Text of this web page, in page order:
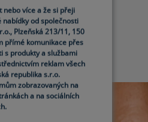
nebo více a že si přeji
od společnosti
Plzeňská 213/11, 150
přímé komunikace přes
s produkty a službami
reklam všech
republika s.r.o.
zobrazovaných na
a na sociálních
nebo více a že si přeji
od společnosti
Plzeňská 213/11, 150
přímé komunikace přes
s produkty a službami
reklam všech
republika s.r.o.
zobrazovaných na
a na sociálních